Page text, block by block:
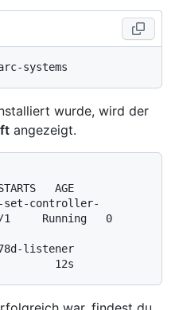
wurde, wird der
angezeigt.
AGE
set-controller-
1     Running   0
listener